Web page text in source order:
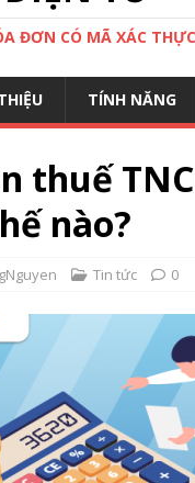
ĐƠN CÓ MÃ XÁC
TÍNH NĂNG
thuế
nào?
Tin tức 0